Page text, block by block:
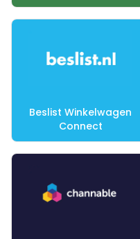
Beslist Winkelwagen
Connect